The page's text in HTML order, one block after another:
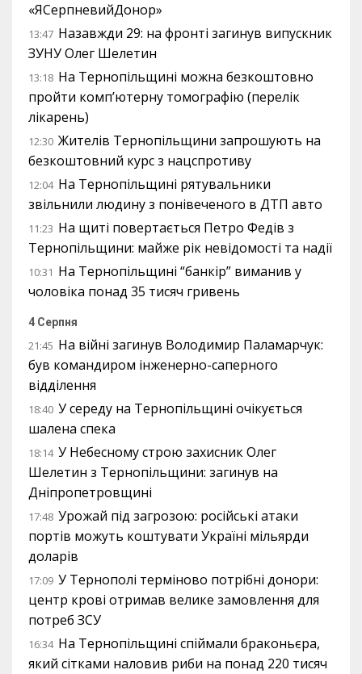
«ЯСерпневийДонор»
13:47 Назавжди 29: на фронті загинув випускник
ЗУНУ Олег Шелетин
13:18 На Тернопільщині можна безкоштовно
пройти комп’ютерну томографію (перелік
лікарень)
12:30 Жителів Тернопільщини запрошують на
безкоштовний курс з нацспротиву
12:04 На Тернопільщині рятувальники
звільнили людину з понівеченого в ДТП авто
11:23 На щиті повертається Петро Федів з
Тернопільщини: майже рік невідомості та надії
10:31 На Тернопільщині “банкір” виманив у
чоловіка понад 35 тисяч гривень
4 Серпня
21:45 На війні загинув Володимир Паламарчук:
був командиром інженерно-саперного
відділення
18:40 У середу на Тернопільщині очікується
шалена спека
18:14 У Небесному строю захисник Олег
Шелетин з Тернопільщини: загинув на
Дніпропетровщині
17:48 Урожай під загрозою: російські атаки
портів можуть коштувати Україні мільярди
доларів
17:09 У Тернополі терміново потрібні донори:
центр крові отримав велике замовлення для
потреб ЗСУ
16:34 На Тернопільщині спіймали браконьєра,
який сітками наловив риби на понад 220 тисяч